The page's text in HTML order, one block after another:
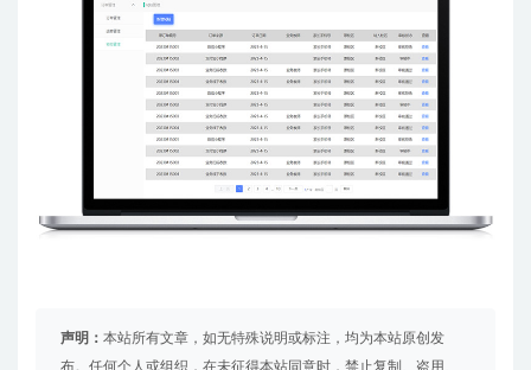
声明： 本站所有文章，如无特殊说明或标注，均为本站原创发
布。任何个人或组织，在未征得本站同意时，禁止复制、盗用、